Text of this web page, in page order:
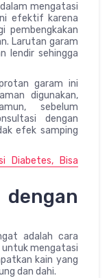
mengatasi
efektif karena
pembengkakan
Larutan garam
lendir sehingga
garam ini
digunakan,
sebelum
dengan
efek samping
Diabetes, Bisa
adalah cara
untuk mengatasi
kain yang
dan dahi.